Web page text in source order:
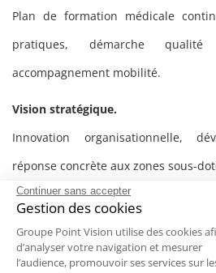
Plan de formation médicale
pratiques, démarche qualité
accompagnement mobilité.
Vision stratégique.
Innovation organisationnelle,
réponse concrète aux zones sous-
Rencontrons-nous pour vous
avancées en matière de service et
Continuer sans accepter
Gestion des cookies
Groupe Point Vision utilise des cookies
d’analyser votre navigation et mesurer
l’audience, promouvoir ses services sur